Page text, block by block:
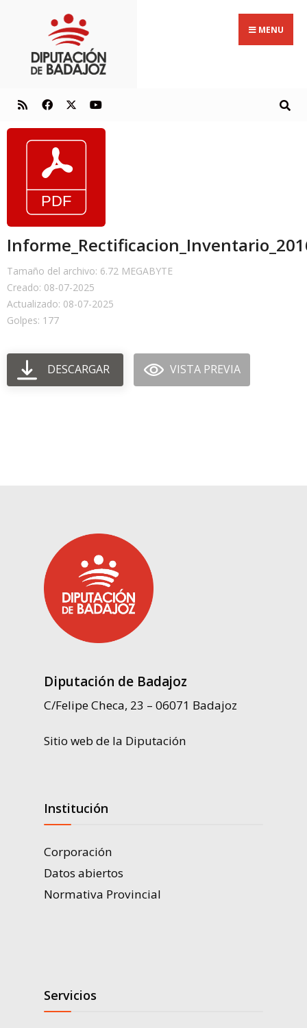
MENU
Tamaño del archivo: 6.72 MEGABYTE
Creado: 08-07-2025
Actualizado: 08-07-2025
Golpes: 177
DESCARGAR VISTA PREVIA
Diputación de Badajoz
C/Felipe Checa, 23 – 06071 Badajoz
Sitio web de la Diputación
Institución
Corporación
Datos abiertos
Normativa Provincial
Servicios